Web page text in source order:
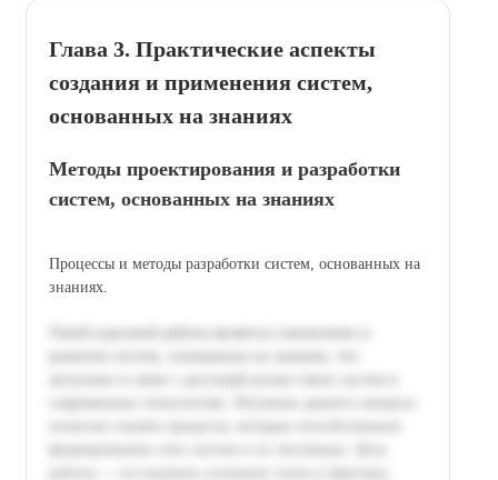
Глава 3. Практические аспекты
создания и применения систем,
основанных на знаниях
Методы проектирования и разработки
систем, основанных на знаниях
Процессы и методы разработки систем, основанных на
знаниях.